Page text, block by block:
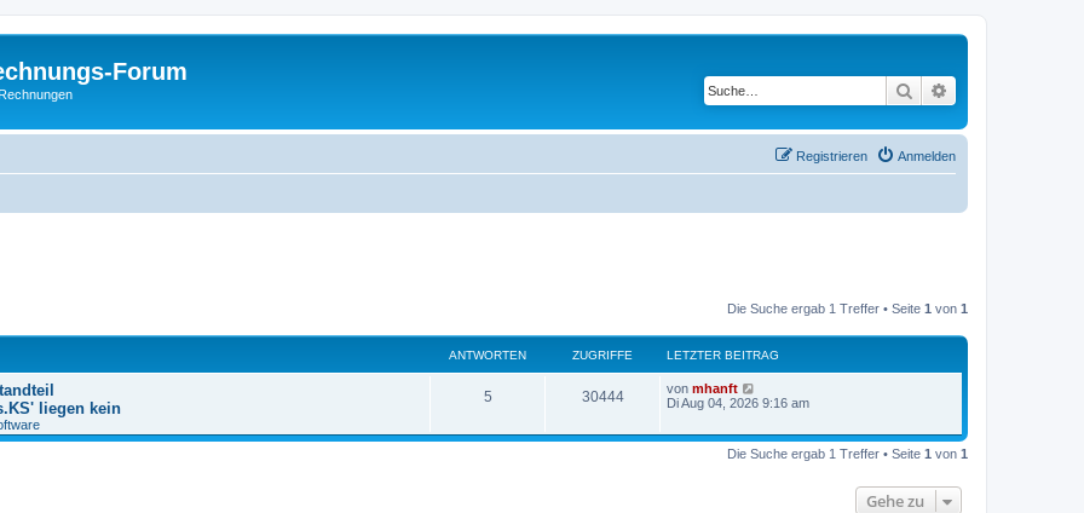
Forum
Suche
Anmelden
Registrieren
Die Suche ergab 1 Treffer • Seite 1 von 1
ANTWORTEN ZUGRIFFE LETZTER BEITRAG
liegen kein
5 30444 von mhanft
Di Aug 04, 2026 9:16 am
Die Suche ergab 1 Treffer • Seite 1 von 1
Gehe zu